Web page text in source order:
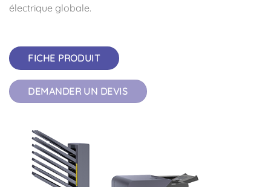
électrique globale.
FICHE PRODUIT
DEMANDER UN DEVIS